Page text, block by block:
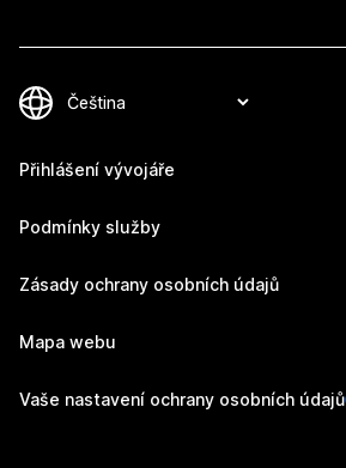
Přihlášení vývojáře
Podmínky služby
Zásady ochrany osobních údajů
Mapa webu
Vaše nastavení ochrany osobních údajů